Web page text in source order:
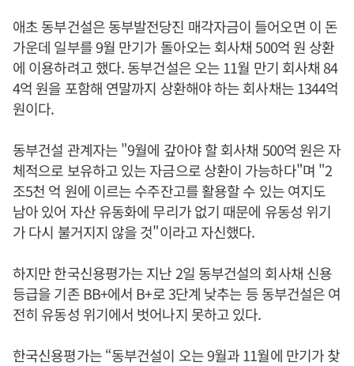
애초 동부건설은 동부발전당진 매각자금이 들어오면 이 돈
가운데 일부를 9월 만기가 돌아오는 회사채 500억 원 상환
에 이용하려고 했다. 동부건설은 오는 11월 만기 회사채 84
4억 원을 포함해 연말까지 상환해야 하는 회사채는 1344억
원이다.
동부건설 관계자는 "9월에 갚아야 할 회사채 500억 원은 자
체적으로 보유하고 있는 자금으로 상환이 가능하다"며 "2
조5천 억 원에 이르는 수주잔고를 활용할 수 있는 여지도
남아 있어 자산 유동화에 무리가 없기 때문에 유동성 위기
가 다시 불거지지 않을 것"이라고 자신했다.
하지만 한국신용평가는 지난 2일 동부건설의 회사채 신용
등급을 기존 BB+에서 B+로 3단계 낮추는 등 동부건설은 여
전히 유동성 위기에서 벗어나지 못하고 있다.
한국신용평가는 “동부건설이 오는 9월과 11월에 만기가 찾